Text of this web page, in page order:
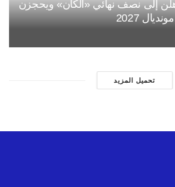
إلى نصف نهائي «الكان» ويحجزن
2027
تحميل المزيد